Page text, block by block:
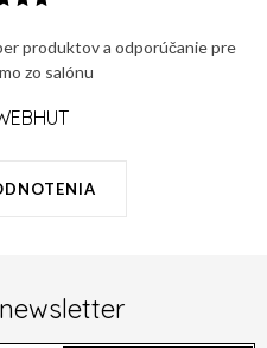
produktov a odporúčanie pre
zo salónu